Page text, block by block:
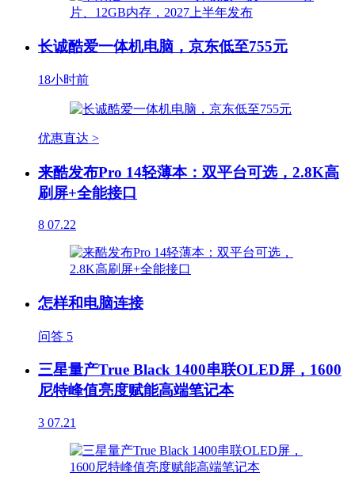
长诚酷爱一体机电脑，京东低至755元
18小时前
优惠直达 >
来酷发布Pro 14轻薄本：双平台可选，2.8K高
刷屏+全能接口
8 07.22
怎样和电脑连接
问答 5
三星量产True Black 1400串联OLED屏，1600
尼特峰值亮度赋能高端笔记本
3 07.21